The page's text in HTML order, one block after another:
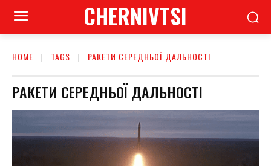
CHERNIVTSI
HOME TAGS РАКЕТИ СЕРЕДНЬОЇ ДАЛЬНОСТІ
РАКЕТИ СЕРЕДНЬОЇ ДАЛЬНОСТІ